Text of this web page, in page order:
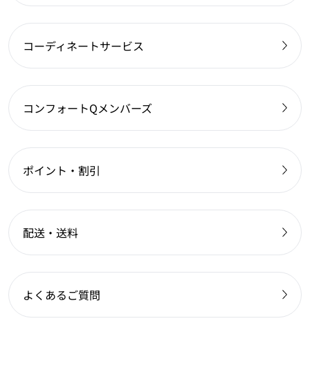
コーディネートサービス
コンフォートQメンバーズ
ポイント・割引
配送・送料
よくあるご質問